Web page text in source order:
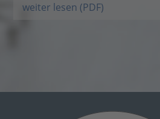
weiter lesen (PDF)